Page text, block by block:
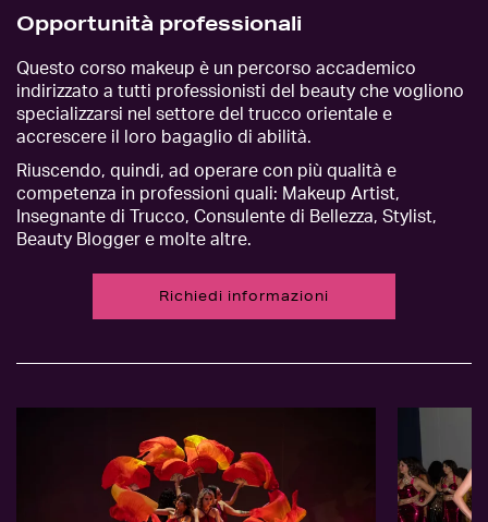
Opportunità professionali
Questo corso makeup è un percorso accademico
indirizzato a tutti professionisti del beauty che vogliono
specializzarsi nel settore del trucco orientale e
accrescere il loro bagaglio di abilità.
Riuscendo, quindi, ad operare con più qualità e
competenza in professioni quali: Makeup Artist,
Insegnante di Trucco, Consulente di Bellezza, Stylist,
Beauty Blogger e molte altre.
Richiedi informazioni